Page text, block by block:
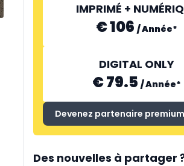
IMPRIMÉ +
€ 106 /Année*
DIGITAL ONLY
€ 79.5 /Année*
Devenez partenaire premium
Des nouvelles à partager